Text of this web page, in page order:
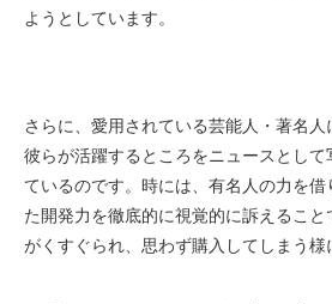
ようとしています。
さらに、愛用されている芸能人・著名人
彼らが活躍するところをニュースとして
ているのです。時には、有名人の力を
た開発力を徹底的に視覚的に訴えるこ
がくすぐられ、思わず購入してしまう様